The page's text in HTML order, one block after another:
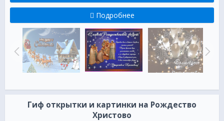
Подробнее
Гиф открытки и картинки на Рождество
Христово